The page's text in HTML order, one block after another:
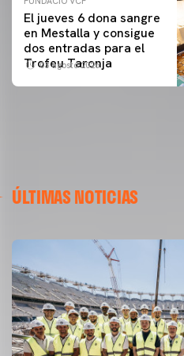
El jueves 6 dona sangre
en Mestalla y consigue
dos entradas para el
Trofeu Taronja
03 agosto 2026
ÚLTIMAS NOTICIAS